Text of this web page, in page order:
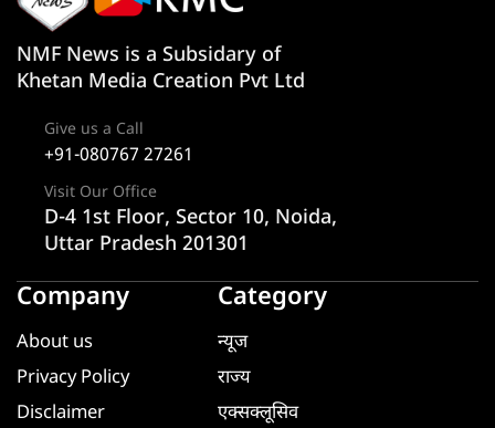
NMF News is a Subsidary of
Khetan Media Creation Pvt Ltd
Give us a Call
+91-080767 27261
Visit Our Office
D-4 1st Floor, Sector 10, Noida,
Uttar Pradesh 201301
Company
About us
Privacy Policy
Disclaimer
Category
न्यूज
राज्य
एक्सक्लूसिव